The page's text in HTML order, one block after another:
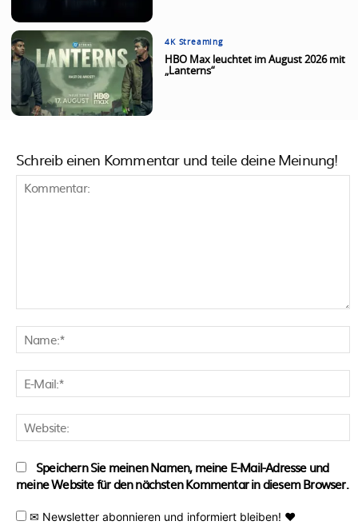
4K Streaming
HBO Max leuchtet im August 2026 mit
„Lanterns“
Schreib einen Kommentar und teile deine Meinung!
Speichern Sie meinen Namen, meine E-Mail-Adresse und
meine Website für den nächsten Kommentar in diesem Browser.
✉ Newsletter abonnieren und informiert bleiben! ♥